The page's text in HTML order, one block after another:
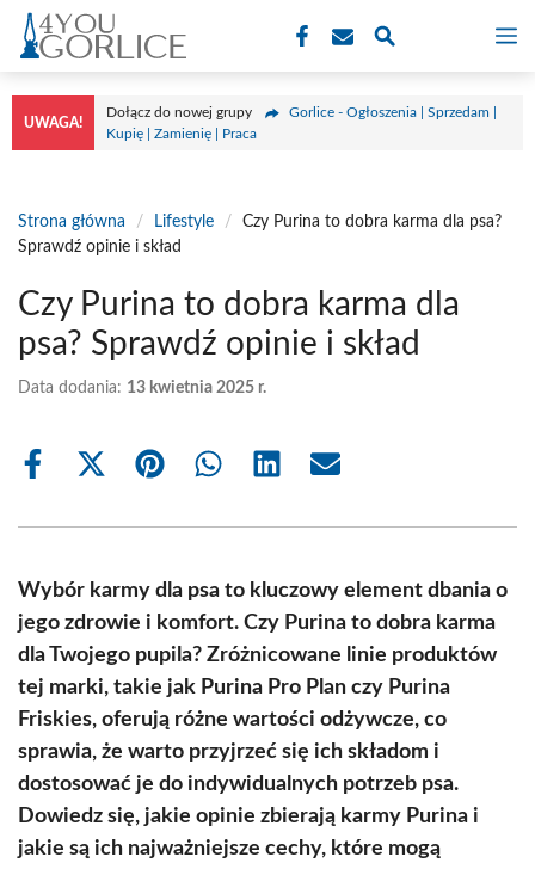
Przejdź
treści
UWAGA!
Dołącz do nowej grupy
Gorlice - Ogłoszenia | Sprzedam |
Kupię | Zamienię | Praca
Strona główna / Lifestyle /
Czy Purina to dobra karma dla psa?
Sprawdź opinie i skład
Czy Purina to dobra karma dla
psa? Sprawdź opinie i skład
Data dodania: 13 kwietnia 2025 r.
Share
Share
(Twitter)
Share Share Share Share
Wybór karmy dla psa to kluczowy element dbania o
jego zdrowie i komfort. Czy Purina to dobra karma
dla Twojego pupila? Zróżnicowane linie produktów
tej marki, takie jak Purina Pro Plan czy Purina
Friskies, oferują różne wartości odżywcze, co
sprawia, że warto przyjrzeć się ich składom i
dostosować je do indywidualnych potrzeb psa.
Dowiedz się, jakie opinie zbierają karmy Purina i
jakie są ich najważniejsze cechy, które mogą